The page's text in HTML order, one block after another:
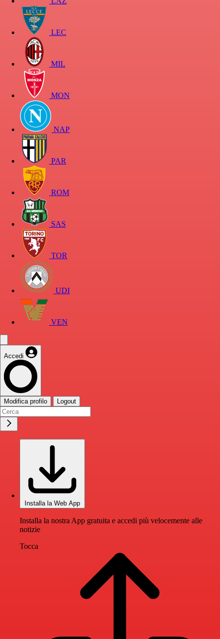
LEC
MIL
MON
NAP
PAR
ROM
SAS
TOR
UDI
VEN
Accedi
Modifica profilo Logout
Installa la Web App
Installa la nostra App gratuita e accedi più velocemente alle
notizie
Tocca